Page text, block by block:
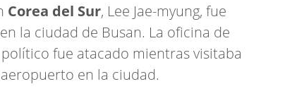
Corea del Sur, Lee Jae-myung, fue
la ciudad de Busan. La oficina de
fue atacado mientras visitaba
en la ciudad.